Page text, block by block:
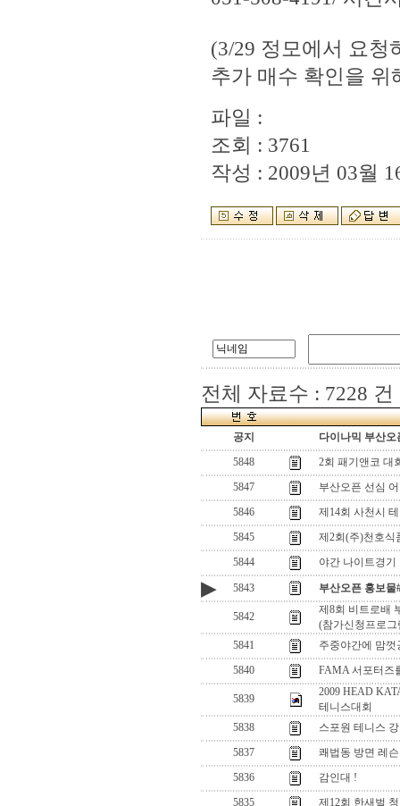
(3/29 정모에서 요청
추가 매수 확인을 위
파일 :
조회 : 3761
작성 : 2009년 03월
전체 자료수 : 7228 건
공지
다이나믹 부산오
5848
2회 패기앤코 대
5847
부산오픈 선심
5846
제14회 사천시
5845
제2회(주)천호식
5844
야간 나이트경기
▶ 5843 부산오픈 홍보물
5842
제8회 비트로배
(참가신청프로그
5841
주중야간에 맘
5840
FAMA 서포터즈
5839
2009 HEAD
테니스대회
5838
스포원 테니스
5837
쾌법동 방면 레
5836
감인대 !
5835
제12회 한새벌